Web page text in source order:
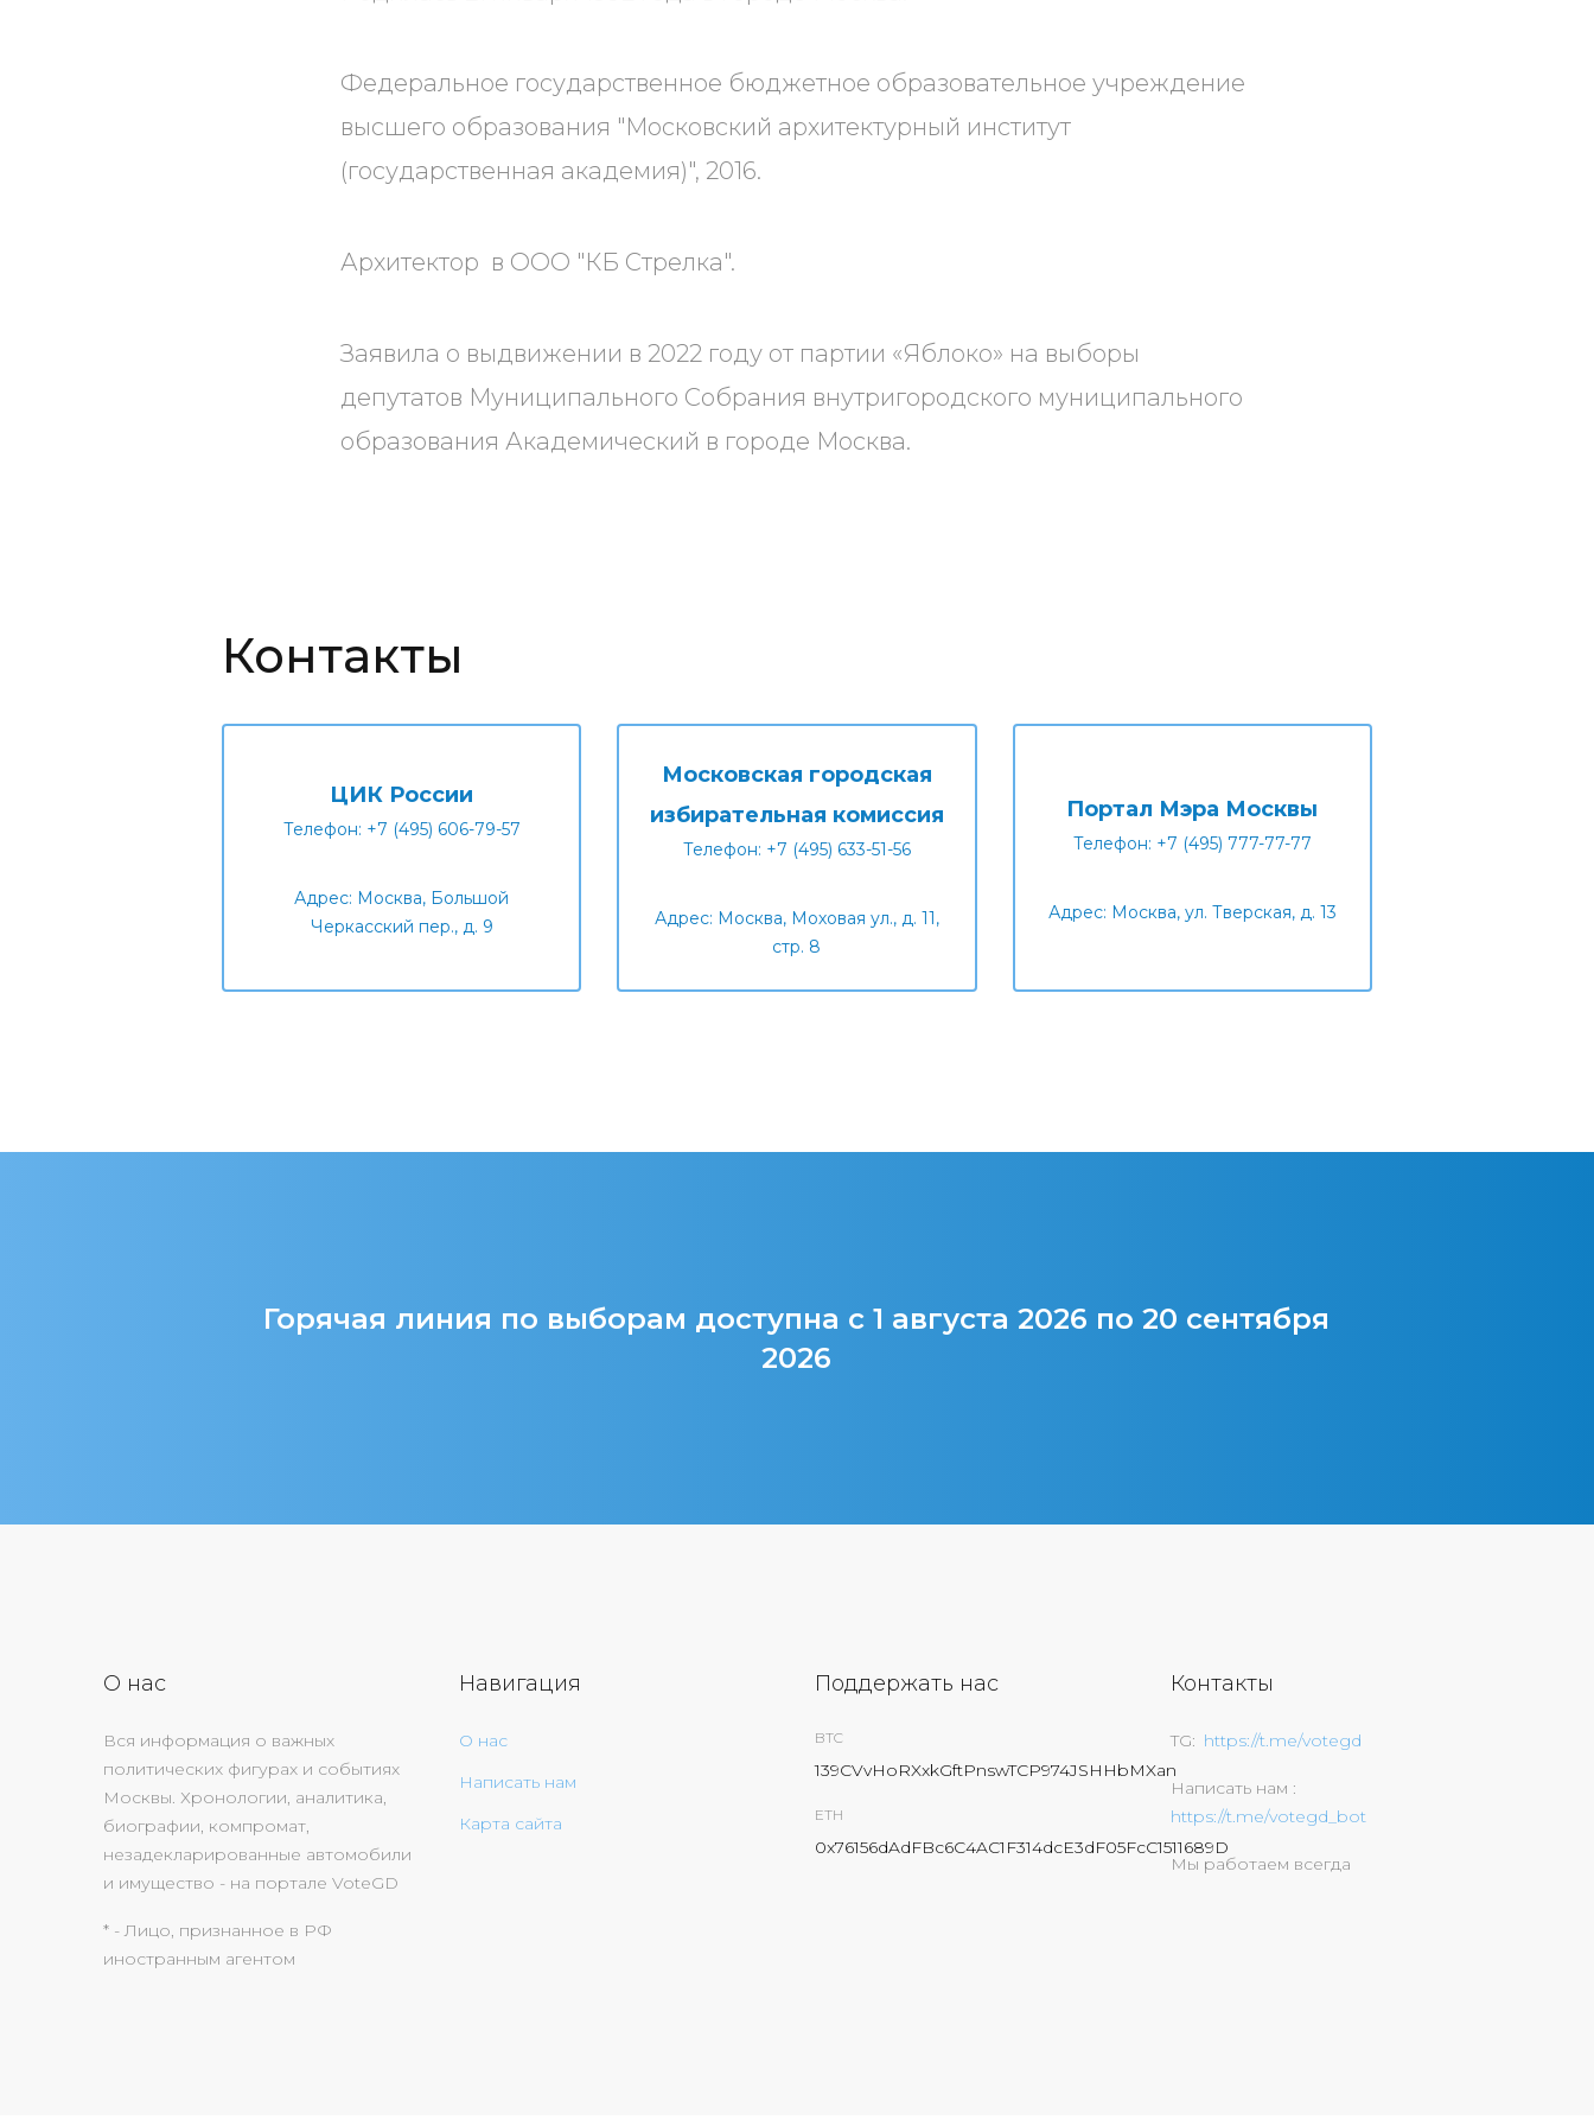
Федеральное государственное бюджетное образовательное учреждение
высшего образования "Московский архитектурный институт
(государственная академия)", 2016.
Архитектор в ООО "КБ Стрелка".
Заявила о выдвижении в 2022 году от партии «Яблоко» на выборы
депутатов Муниципального Собрания внутригородского муниципального
образования Академический в городе Москва.
Контакты
ЦИК России
Телефон: +7 (495) 606-79-57
Адрес: Москва, Большой
Черкасский пер., д. 9
Московская городская
избирательная комиссия
Телефон: +7 (495) 633-51-56
Адрес: Москва, Моховая ул., д. 11,
стр. 8
Портал Мэра Москвы
Телефон: +7 (495) 777-77-77
Адрес: Москва, ул. Тверская, д. 13
Горячая линия по выборам доступна с 1 августа 2026 по 20 сентября
2026
О нас
Вся информация о важных
политических фигурах и событиях
Москвы. Хронологии, аналитика,
биографии, компромат,
незадекларированные автомобили
и имущество - на портале VoteGD
* - Лицо, признанное в РФ
иностранным агентом
Навигация
О нас
Написать нам
Карта сайта
Поддержать нас
BTC
139CVvHoRXxkGftPnswTCP974JSHHbMXan
ETH
0x76156dAdFBc6C4AC1F314dcE3dF05FcC1511689D
Контакты
TG https://t.me/votegd
Написать нам
https://t.me/votegd_bot
Мы работаем всегда